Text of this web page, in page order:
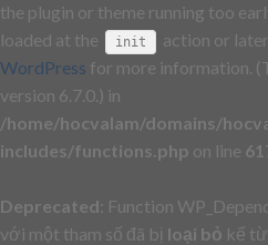
the plugin or theme running too
loaded at the
init action or
WordPress for more information.
version 6.7.0.) in
/home/hocvalam/domains/
includes/functions.php on line
Deprecated : Function
với một tham số đã bị loại bỏ kể